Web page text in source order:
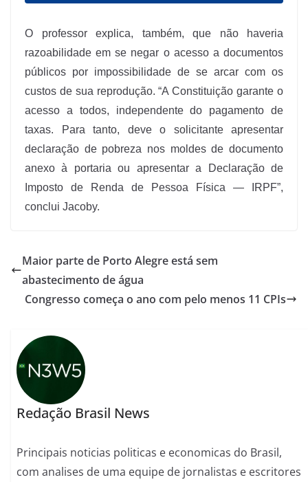
O professor explica, também, que não haveria
razoabilidade em se negar o acesso a documentos
públicos por impossibilidade de se arcar com os
custos de sua reprodução. “A Constituição garante o
acesso a todos, independente do pagamento de
taxas. Para tanto, deve o solicitante apresentar
declaração de pobreza nos moldes de documento
anexo à portaria ou apresentar a Declaração de
Imposto de Renda de Pessoa Física — IRPF”,
conclui Jacoby.
Maior parte de Porto Alegre está sem
abastecimento de água
Congresso começa o ano com pelo menos 11 CPIs
Redação Brasil News
Principais noticias politicas e economicas do Brasil,
com analises de uma equipe de jornalistas e escritores